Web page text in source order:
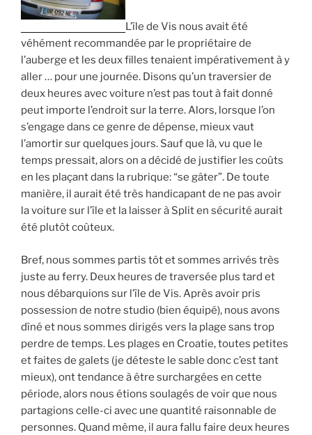
L’île de Vis nous avait été
véhément recommandée par le propriétaire de
l’auberge et les deux filles tenaient impérativement à y
aller … pour une journée. Disons qu’un traversier de
deux heures avec voiture n’est pas tout à fait donné
peut importe l’endroit sur la terre. Alors, lorsque l’on
s’engage dans ce genre de dépense, mieux vaut
l’amortir sur quelques jours. Sauf que là, vu que le
temps pressait, alors on a décidé de justifier les coûts
en les plaçant dans la rubrique: “se gâter”. De toute
manière, il aurait été très handicapant de ne pas avoir
la voiture sur l’île et la laisser à Split en sécurité aurait
été plutôt coûteux.
Bref, nous sommes partis tôt et sommes arrivés très
juste au ferry. Deux heures de traversée plus tard et
nous débarquions sur l’île de Vis. Après avoir pris
possession de notre studio (bien équipé), nous avons
dîné et nous sommes dirigés vers la plage sans trop
perdre de temps. Les plages en Croatie, toutes petites
et faites de galets (je déteste le sable donc c’est tant
mieux), ont tendance à être surchargées en cette
période, alors nous étions soulagés de voir que nous
partagions celle-ci avec une quantité raisonnable de
personnes. Quand même, il aura fallu faire deux heures